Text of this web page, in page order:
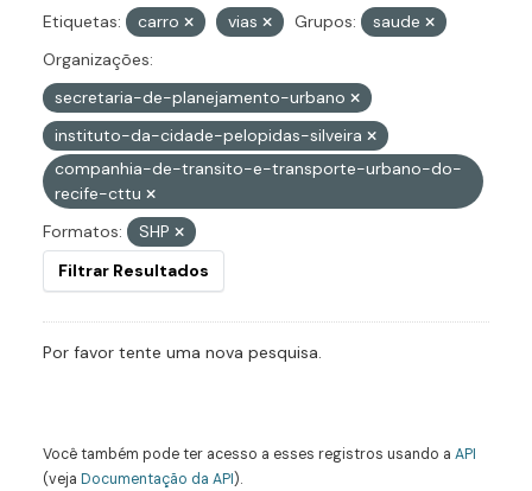
Etiquetas: carro vias Grupos:
saude
Organizações:
secretaria-de-planejamento-urbano
instituto-da-cidade-pelopidas-silveira
companhia-de-transito-e-transporte-urbano-do-
recife-cttu
Formatos:
SHP
Filtrar Resultados
Por favor tente uma nova pesquisa.
Você também pode ter acesso a esses registros usando a API
(veja Documentação da API).